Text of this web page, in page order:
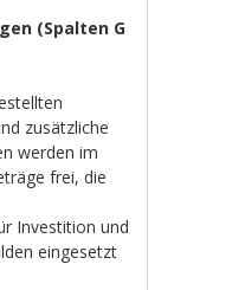
(Spalten G
zusätzliche
werden im
frei, die
Investition und
eingesetzt